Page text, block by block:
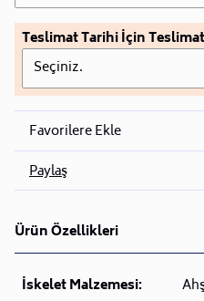
Teslimat Tarihi İçin
Seçiniz.
Favorilere Ekle
Paylaş
Ürün Özellikleri
İskelet Malzemesi: